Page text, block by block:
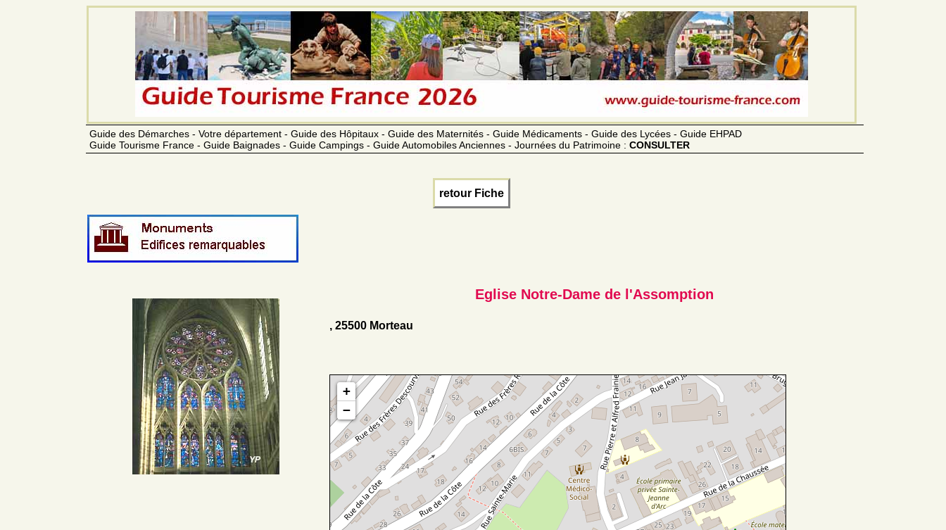
Guide des Démarches - Votre département - Guide des Hôpitaux - Guide des Maternités - Guide Médicaments - Guide des Lycées - Guide EHPAD
Guide Tourisme France - Guide Baignades - Guide Campings - Guide Automobiles Anciennes - Journées du Patrimoine : CONSULTER
retour Fiche
Eglise Notre-Dame de l'Assomption
, 25500 Morteau
+
−